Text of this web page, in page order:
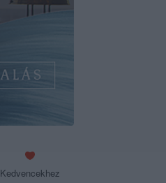
Kedvencekhez